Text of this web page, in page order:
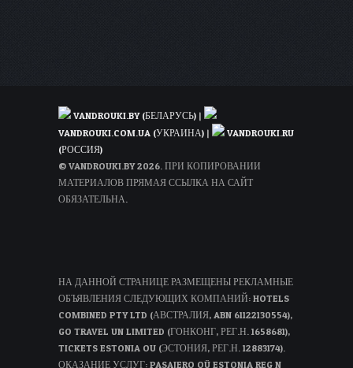
VANDROUKI.BY (БЕЛАРУСЬ) |
VANDROUKI.COM.UA (УКРАИНА) |
VANDROUKI.RU
(РОССИЯ)
© VANDROUKI.BY 2026. ПРИ КОПИРОВАНИИ
МАТЕРИАЛОВ ПРЯМАЯ ССЫЛКА НА САЙТ
ОБЯЗАТЕЛЬНА.
НА ДАННОЙ СТРАНИЦЕ РАЗМЕЩЕНЫ РЕКЛАМНЫЕ
ОБЪЯВЛЕНИЯ СЛЕДУЮЩИХ КОМПАНИЙ: HOTELS
COMBINED PTY LTD (АВСТРАЛИЯ, ABN 61122130554),
GO TRAVEL UN LIMITED (ГОНКОНГ, РЕГ.Н. 1658681),
TICKETS ESTONIA OU (ЭСТОНИЯ, РЕГ.Н. 12883174).
ОКАЗАНИЕ УСЛУГ: PASAJERO OÜ ESTONIA REG N